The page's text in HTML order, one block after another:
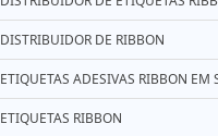
DISTRIBUIDOR DE RIBBON
ETIQUETAS ADESIVAS RIBBON EM
ETIQUETAS RIBBON